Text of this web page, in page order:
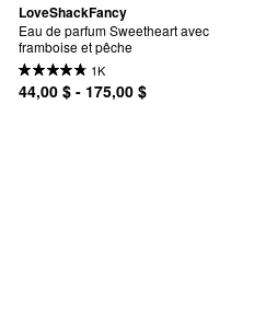
LoveShackFancy
Eau de parfum Sweetheart avec
framboise et pêche
1K
44,00 $ - 175,00 $